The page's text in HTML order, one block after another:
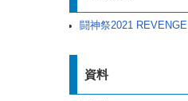
闘神祭2021 REVENGE
資料